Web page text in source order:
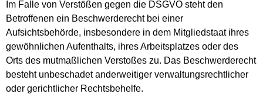
Im Falle von Verstößen gegen die DSGVO steht den
Betroffenen ein Beschwerderecht bei einer
Aufsichtsbehörde, insbesondere in dem Mitgliedstaat ihres
gewöhnlichen Aufenthalts, ihres Arbeitsplatzes oder des
Orts des mutmaßlichen Verstoßes zu. Das Beschwerderecht
besteht unbeschadet anderweitiger verwaltungsrechtlicher
oder gerichtlicher Rechtsbehelfe.